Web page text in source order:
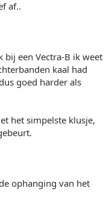
af..
een Vectra-B ik weet
kaal had
goed harder als
het simpelste klusje,
ophanging van het